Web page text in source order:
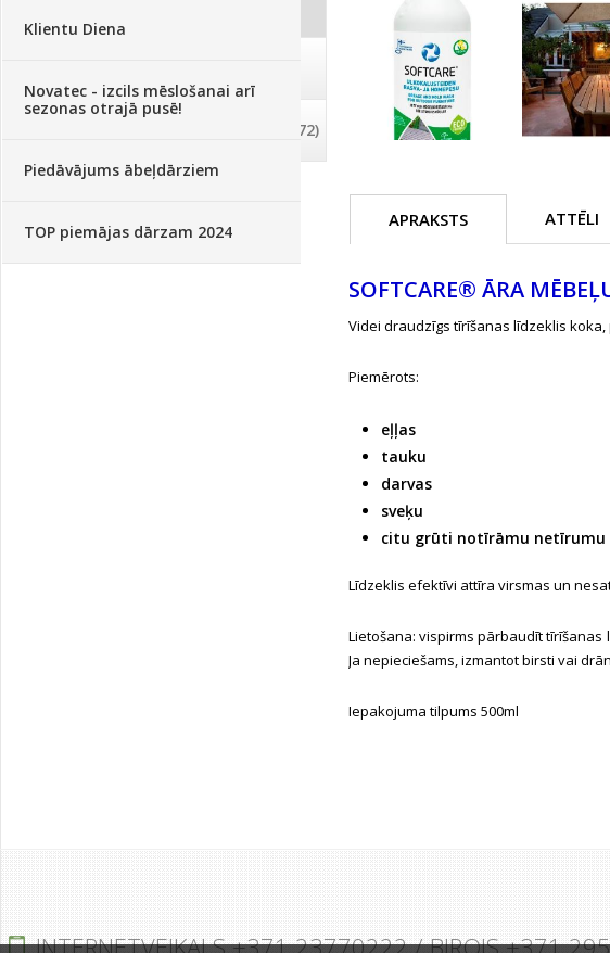
Klientu Diena
Novatec - izcils mēslošanai arī
sezonas otrajā pusē!
Piedāvājums ābeļdārziem
TOP piemājas dārzam 2024
(72)
APRAKSTS ATTĒLI
SOFTCARE® ĀRA
Videi draudzīgs tīrīšanas līdzeklis
Piemērots:
eļļas
tauku
darvas
sveķu
citu grūti notīrāmu netīrumu
Līdzeklis efektīvi attīra virsmas un
Lietošana: vispirms pārbaudīt
Ja nepieciešams, izmantot birsti vai
Iepakojuma tilpums 500ml
INTERNETVEIKALS +371 23770222 / BIROJS +371